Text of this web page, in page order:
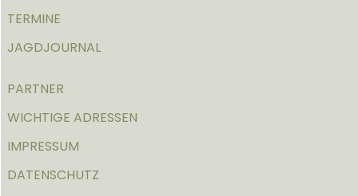
TERMINE
JAGDJOURNAL
PARTNER
WICHTIGE ADRESSEN
IMPRESSUM
DATENSCHUTZ